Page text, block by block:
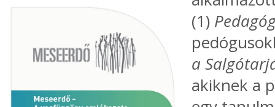
(1)
a
akiknek a